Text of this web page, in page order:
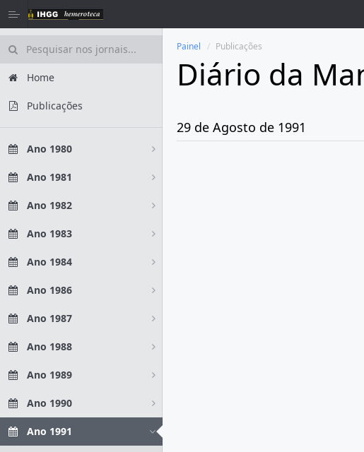
Home
Publicações
Ano 1980
Ano 1981
Ano 1982
Ano 1983
Ano 1984
Ano 1986
Ano 1987
Ano 1988
Ano 1989
Ano 1990
Ano 1991
Painel Publicações
Diário da
29 de Agosto de 1991